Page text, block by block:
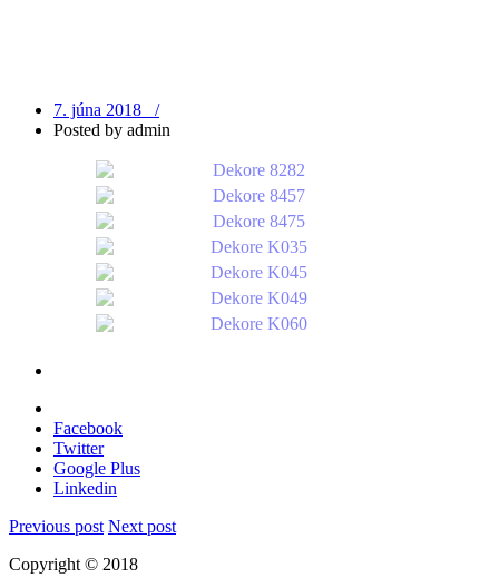
7. júna 2018 /
Posted by admin
Facebook
Twitter
Google Plus
Linkedin
Previous post Next post
Copyright © 2018